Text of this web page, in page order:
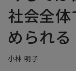
FA Portal
社会全
められる
小林 明子